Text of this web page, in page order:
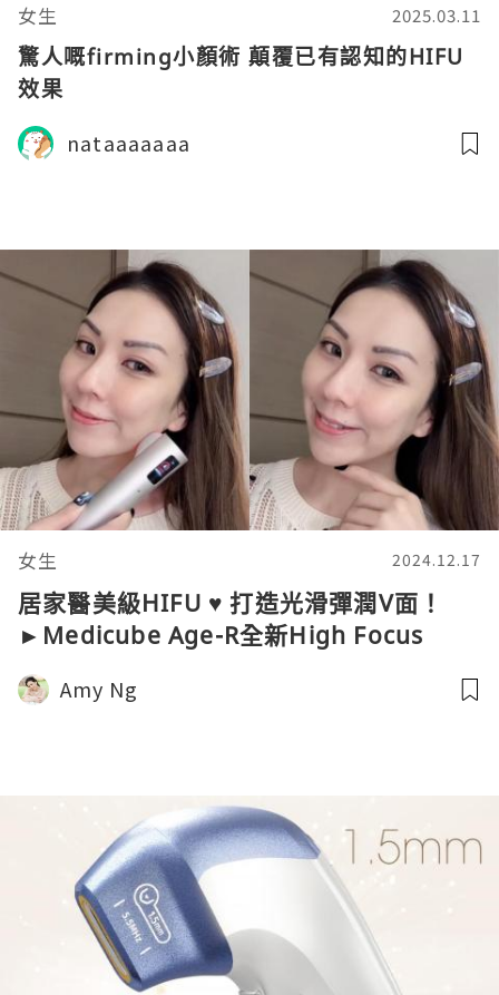
女生 2025.03.11
驚人嘅firming小顏術 顛覆已有認知的HIFU
效果
nataaaaaaa
女生 2024.12.17
居家醫美級HIFU ♥ 打造光滑彈潤V面！
►Medicube Age-R全新High Focus
Shot
Amy Ng